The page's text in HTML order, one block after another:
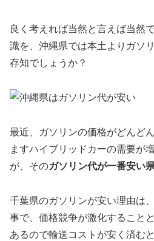
良く考えれば当然と言えば当然
識を、沖縄県では本土よりガソ
存知でしょうか？
最近、ガソリンの価格がどんど
ますハイブリッドカーの需要が
が、そのガソリン代が一番安い
千葉県のガソリンが安い理由は
事で、価格競争が激化すること
あるので輸送コストが安く済む